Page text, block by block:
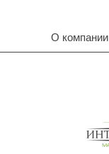
О компании